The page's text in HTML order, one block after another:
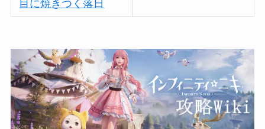
目に焼きつく落日